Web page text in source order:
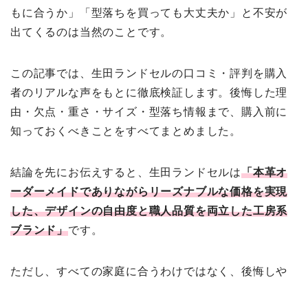
もに合うか」「型落ちを買っても大丈夫か」と不安が
出てくるのは当然のことです。
この記事では、生田ランドセルの口コミ・評判を購入
者のリアルな声をもとに徹底検証します。後悔した理
由・欠点・重さ・サイズ・型落ち情報まで、購入前に
知っておくべきことをすべてまとめました。
結論を先にお伝えすると、生田ランドセルは「本革オ
ーダーメイドでありながらリーズナブルな価格を実現
した、デザインの自由度と職人品質を両立した工房系
ブランド」です。
ただし、すべての家庭に合うわけではなく、後悔しや